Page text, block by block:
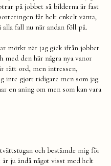
på jobbet så bilderna är fast
får helt enkelt vänta,
fall nu när andan föll på.
mörkt när jag gick ifrån jobbet
med den här några nya vanor
rätt ord, men intressen,
inte gjort tidigare men som jag
en aning om men som kan vara
och bestämde mig för
ju ändå något visst med helt